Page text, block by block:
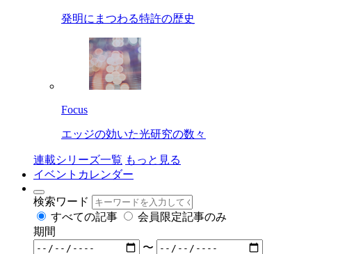
発明にまつわる特許の歴史
Focus
エッジの効いた光研究の数々
連載シリーズ一覧 もっと見る
イベントカレンダー
検索ワード
すべての記事
会員限定記事のみ
期間
〜